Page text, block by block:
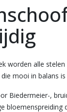
worden alle
mooi in balans
Biedermeier-,